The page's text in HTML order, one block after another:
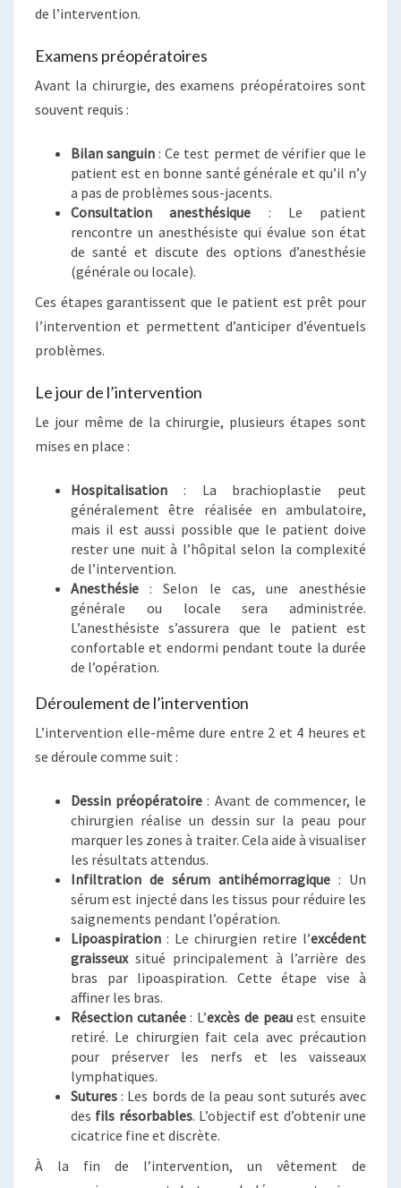
de l’intervention.
Examens préopératoires
Avant la chirurgie, des examens préopératoires sont
souvent requis :
Bilan sanguin : Ce test permet de vérifier que le
patient est en bonne santé générale et qu’il n’y
a pas de problèmes sous-jacents.
Consultation anesthésique : Le patient
rencontre un anesthésiste qui évalue son état
de santé et discute des options d’anesthésie
(générale ou locale).
Ces étapes garantissent que le patient est prêt pour
l’intervention et permettent d’anticiper d’éventuels
problèmes.
Le jour de l’intervention
Le jour même de la chirurgie, plusieurs étapes sont
mises en place :
Hospitalisation : La brachioplastie peut
généralement être réalisée en ambulatoire,
mais il est aussi possible que le patient doive
rester une nuit à l’hôpital selon la complexité
de l’intervention.
Anesthésie : Selon le cas, une anesthésie
générale ou locale sera administrée.
L’anesthésiste s’assurera que le patient est
confortable et endormi pendant toute la durée
de l’opération.
Déroulement de l’intervention
L’intervention elle-même dure entre 2 et 4 heures et
se déroule comme suit :
Dessin préopératoire : Avant de commencer, le
chirurgien réalise un dessin sur la peau pour
marquer les zones à traiter. Cela aide à visualiser
les résultats attendus.
Infiltration de sérum antihémorragique : Un
sérum est injecté dans les tissus pour réduire les
saignements pendant l’opération.
Lipoaspiration : Le chirurgien retire l’excédent
graisseuxsitué principalement à l’arrière des
bras par lipoaspiration. Cette étape vise à
affiner les bras.
Résection cutanée: L’excès de peauest ensuite
retiré. Le chirurgien fait cela avec précaution
pour préserver les nerfs et les vaisseaux
lymphatiques.
Sutures : Les bords de la peau sont suturés avec
des fils résorbables. L’objectif est d’obtenir une
cicatrice fine et discrète.
À la fin de l’intervention, un vêtement de